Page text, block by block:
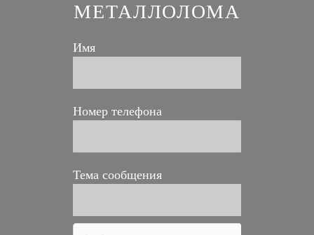
МЕТАЛЛОЛОМА
Имя
Номер телефона
Тема сообщения